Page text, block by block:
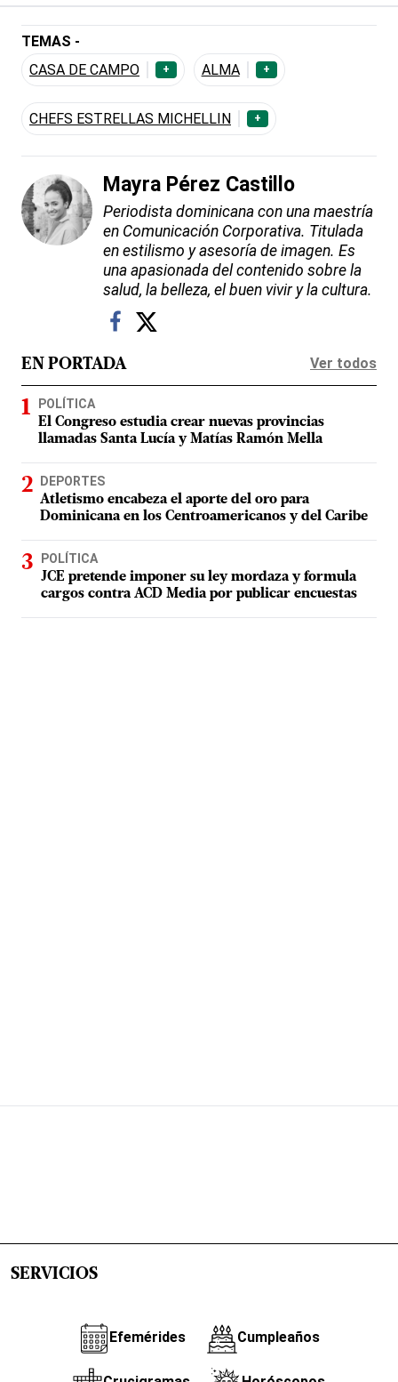
TEMAS -
CASA DE CAMPO
+ ALMA +
CHEFS ESTRELLAS MICHELLIN +
Mayra Pérez Castillo
Periodista dominicana con una maestría
en Comunicación Corporativa. Titulada
en estilismo y asesoría de imagen. Es
una apasionada del contenido sobre la
salud, la belleza, el buen vivir y la cultura.
EN PORTADA Ver todos
POLÍTICA
El Congreso estudia crear nuevas provincias
llamadas Santa Lucía y Matías Ramón Mella
DEPORTES
Atletismo encabeza el aporte del oro para
Dominicana en los Centroamericanos y del Caribe
POLÍTICA
JCE pretende imponer su ley mordaza y formula
cargos contra ACD Media por publicar encuestas
SERVICIOS
Efemérides Cumpleaños